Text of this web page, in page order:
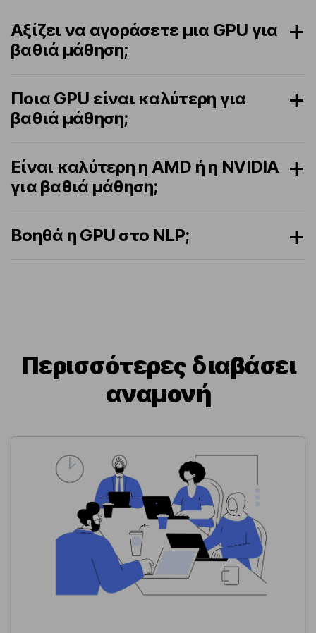
Αξίζει να αγοράσετε μια GPU για
βαθιά μάθηση;
Ποια GPU είναι καλύτερη για
βαθιά μάθηση;
Είναι καλύτερη η AMD ή η NVIDIA
για βαθιά μάθηση;
Βοηθά η GPU στο NLP;
Περισσότερες διαβάσει
αναμονή